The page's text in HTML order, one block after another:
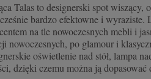
Talas to designerski spot
bardzo efektowne i
na tle nowoczesnych mebli i
nowoczesnych, po glamour i
oświetlenie nad stół, lampa
dzięki czemu można ją